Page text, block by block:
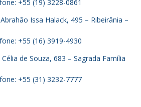
+55 (19) 3228-0861
Issa Halack, 495 – Ribeirânia –
+55 (16) 3919-4930
Célia de Souza, 683 – Sagrada Família
+55 (31) 3232-7777